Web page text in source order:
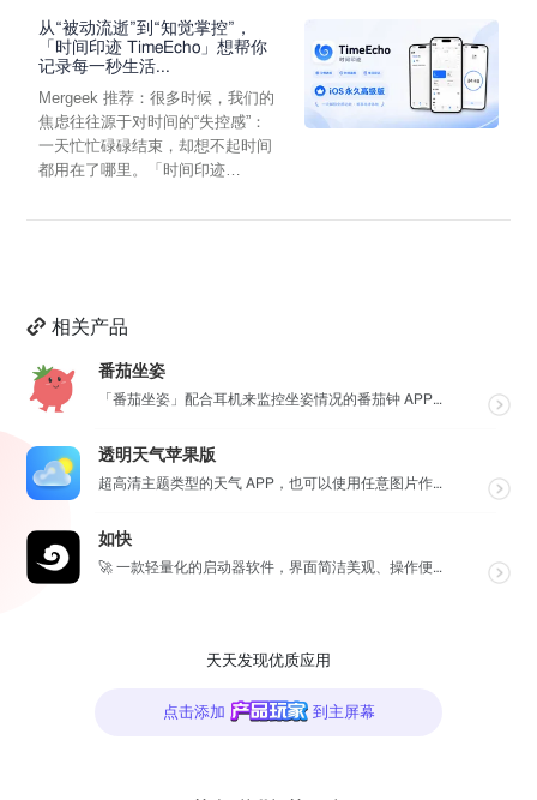
从“被动流逝”到“知觉掌控”，
「时间印迹 TimeEcho」想帮你
记录每一秒生活...
Mergeek 推荐：很多时候，我们的
焦虑往往源于对时间的“失控感”：
一天忙忙碌碌结束，却想不起时间
都用在了哪里。「时间印迹
相关产品
番茄坐姿
「番茄坐姿」配合耳机来监控坐姿情况的番茄钟 APP，轻盈的界面，让番茄工作法发挥最大效果，详细也整洁...
透明天气苹果版
超高清主题类型的天气 APP，也可以使用任意图片作为主题，全球任意维度的天气状况瞬间掌握，APP 还...
如快
🚀 一款轻量化的启动器软件，界面简洁美观、操作便捷，并且支持插件开发。支持全键盘操作。开发者目前处于...
天天发现优质应用
点击添加 到主屏幕